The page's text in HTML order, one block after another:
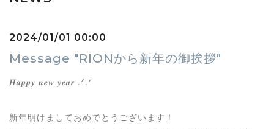
2024/01/01 00:00
Message "RIONから新年の御挨拶"
𝑯𝒂𝒑𝒑𝒚 𝒏𝒆𝒘 𝒚𝒆𝒂𝒓 .ᐟ.ᐟ
新年明けましておめでとうございます！